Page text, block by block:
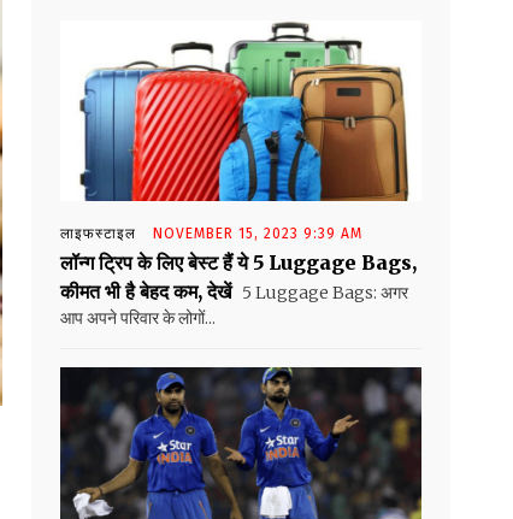
लाइफस्टाइल NOVEMBER 15, 2023 9:39 AM
लॉन्ग ट्रिप के लिए बेस्ट हैं ये 5 Luggage Bags,
कीमत भी है बेहद कम, देखें 5 Luggage Bags: अगर
आप अपने परिवार के लोगों...